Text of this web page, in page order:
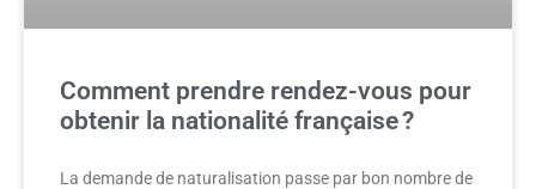
Comment prendre rendez-vous pour
obtenir la nationalité française ?
La demande de naturalisation passe par bon nombre de